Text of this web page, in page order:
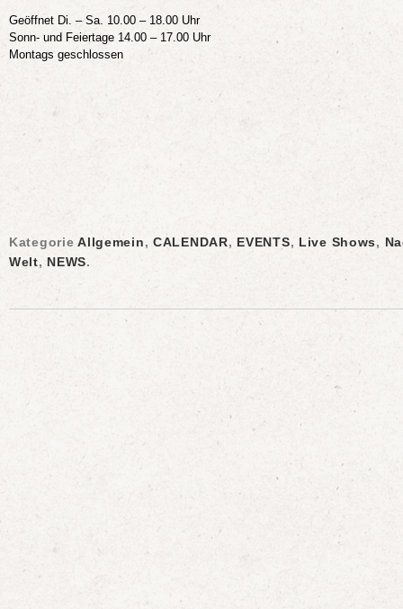
Geöffnet Di. – Sa. 10.00 – 18.00 Uhr
Sonn- und Feiertage 14.00 – 17.00 Uhr
Montags geschlossen
KategorieAllgemein,CALENDAR, EVENTS, Live Shows,
Welt, NEWS.